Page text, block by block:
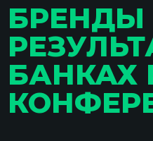
БРЕНДЫ
БАНКАХ